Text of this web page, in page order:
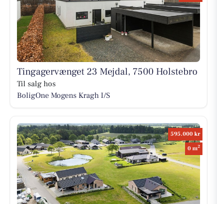
Tingagervænget 23 Mejdal, 7500 Holstebro
Til salg hos
BoligOne Mogens Kragh I/S
595.000 kr
0 m2